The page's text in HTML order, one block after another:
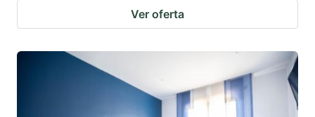
Ver oferta